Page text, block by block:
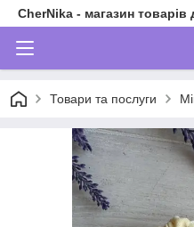
CherNika - магазин товарів
Товари та послуги